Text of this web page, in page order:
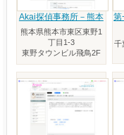
Akai探偵事務所－熊本
熊本県熊本市東区東野1
丁目1-3
東野タウンビル飛鳥2F
第
千